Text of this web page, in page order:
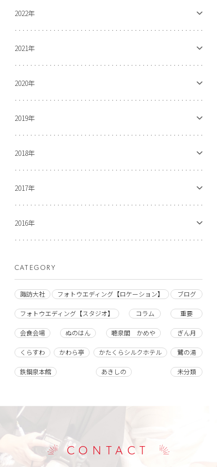
2022年
2021年
2020年
2019年
2018年
2017年
2016年
CATEGORY
諏訪大社 フォトウエディング【ロケーション】 ブログ
フォトウエディング【スタジオ】 コラム 重要
会食会場 ぬのはん 聴泉閣 かめや ぎん月
くらすわ かわら亭 かたくらシルクホテル 鷺の湯
鉄鋼泉本館 あきしの 未分類
CONTACT